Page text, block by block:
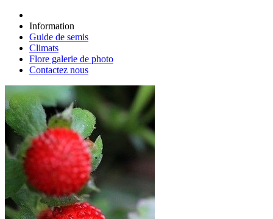
Information
Guide de semis
Climats
Flore galerie de photo
Contactez nous